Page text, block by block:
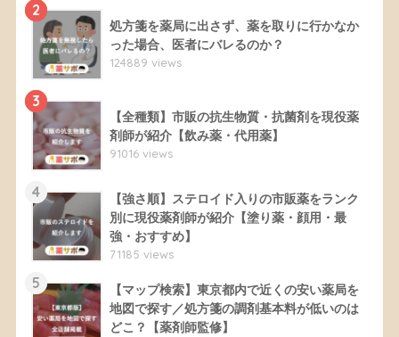
2
処方箋を薬局に出さず、薬を取りに行かなか
った場合、医者にバレるのか？
124889 views
3
【全種類】市販の抗生物質・抗菌剤を現役薬
剤師が紹介【飲み薬・代用薬】
91016 views
4
【強さ順】ステロイド入りの市販薬をランク
別に現役薬剤師が紹介【塗り薬・顔用・最
強・おすすめ】
71185 views
5
【マップ検索】東京都内で近くの安い薬局を
地図で探す／処方箋の調剤基本料が低いのは
どこ？【薬剤師監修】